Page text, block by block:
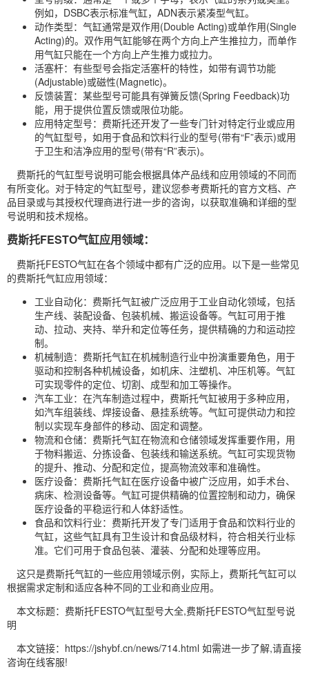
例如，DSBC表示标准气缸，ADN表示紧凑型气缸。
动作类型：气缸通常是双作用(Double Acting)或单作用(Single
Acting)的。双作用气缸能够在两个方向上产生推拉力，而单作
用气缸只能在一个方向上产生推力或拉力。
活塞杆：有些型号会指定活塞杆的特性，如带有调节功能
(Adjustable)或磁性(Magnetic)。
反馈装置：某些型号可能具有弹簧反馈(Spring Feedback)功
能，用于提供位置反馈或限位功能。
应用特定型号：费斯托还开发了一些专门针对特定行业或应用
的气缸型号，如用于食品和饮料行业的型号(带有“F”表示)或用
于卫生和洁净应用的型号(带有“R”表示)。
费斯托的气缸型号说明可能会根据具体产品线和应用领域的不同而
有所变化。对于特定的气缸型号，建议您参考费斯托的官方文档、产
品目录或与其授权代理商进行进一步的咨询，以获取准确和详细的型
号说明和技术规格。
费斯托FESTO气缸应用领域：
费斯托FESTO气缸在各个领域中都有广泛的应用。以下是一些常见
的费斯托气缸应用领域：
工业自动化：费斯托气缸被广泛应用于工业自动化领域，包括
生产线、装配设备、包装机械、搬运设备等。气缸可用于推
动、拉动、夹持、举升和定位等任务，提供精确的力和运动控
制。
机械制造：费斯托气缸在机械制造行业中扮演重要角色，用于
驱动和控制各种机械设备，如机床、注塑机、冲压机等。气缸
可实现零件的定位、切割、成型和加工等操作。
汽车工业：在汽车制造过程中，费斯托气缸被用于多种应用，
如汽车组装线、焊接设备、悬挂系统等。气缸可提供动力和控
制以实现车身部件的移动、固定和调整。
物流和仓储：费斯托气缸在物流和仓储领域发挥重要作用，用
于物料搬运、分拣设备、包装线和输送系统。气缸可实现货物
的提升、推动、分配和定位，提高物流效率和准确性。
医疗设备：费斯托气缸在医疗设备中被广泛应用，如手术台、
病床、检测设备等。气缸可提供精确的位置控制和动力，确保
医疗设备的平稳运行和人体舒适性。
食品和饮料行业：费斯托开发了专门适用于食品和饮料行业的
气缸，这些气缸具有卫生设计和食品级材料，符合相关行业标
准。它们可用于食品包装、灌装、分配和处理等应用。
这只是费斯托气缸的一些应用领域示例，实际上，费斯托气缸可以
根据需求定制和适应各种不同的工业和商业应用。
本文标题：费斯托FESTO气缸型号大全,费斯托FESTO气缸型号说
明
本文链接：https://jshybf.cn/news/714.html 如需进一步了解,请直接
咨询在线客服!